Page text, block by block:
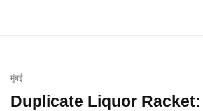
मुंबई
Duplicate Liquor Racket: